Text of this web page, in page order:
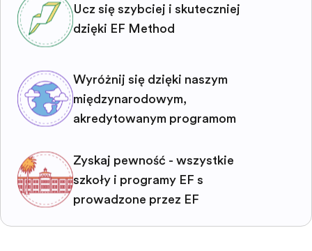
Ucz się szybciej i skuteczniej
dzięki EF Method
Wyróżnij się dzięki naszym
międzynarodowym,
akredytowanym programom
Zyskaj pewność - wszystkie
szkoły i programy EF są
prowadzone przez EF